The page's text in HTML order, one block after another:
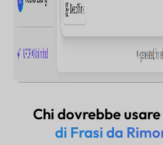
Chi dovrebbe usare
di Frasi da